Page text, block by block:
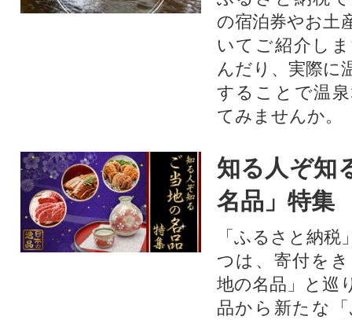
の宿泊券やお土
いてご紹介し
んだり、実際に
することで温
てみませんか。
知る人ぞ知
名品」特集
「ふるさと納
つは、寄付を
地の名品」と巡
品から新たな